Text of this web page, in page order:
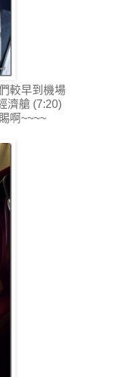
較早到機場
濟艙 (7:20)
啊~~~~